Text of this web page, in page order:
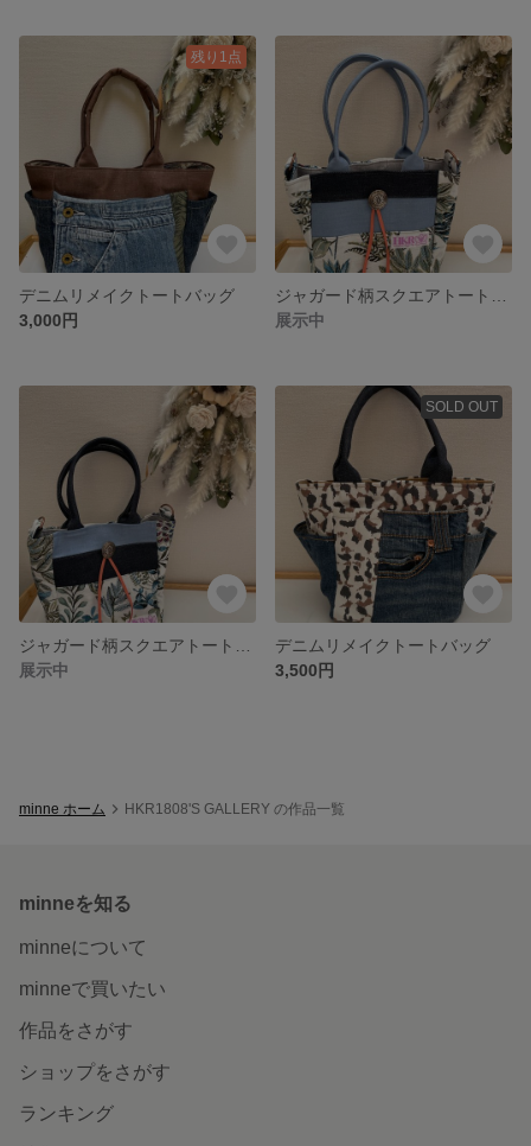
残り1点
デニムリメイクトートバッグ
3,000円
展示中
展示中
SOLD OUT
デニムリメイクトートバッグ
3,500円
minne ホーム HKR1808'S GALLERY の作品一覧
minneを知る
minneについて
minneで買いたい
作品をさがす
ショップをさがす
ランキング